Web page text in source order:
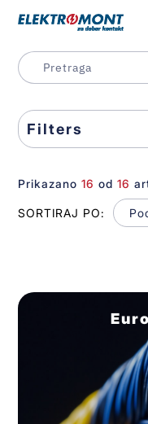
Filters
Prikazano16 od16
SORTIRAJ PO: